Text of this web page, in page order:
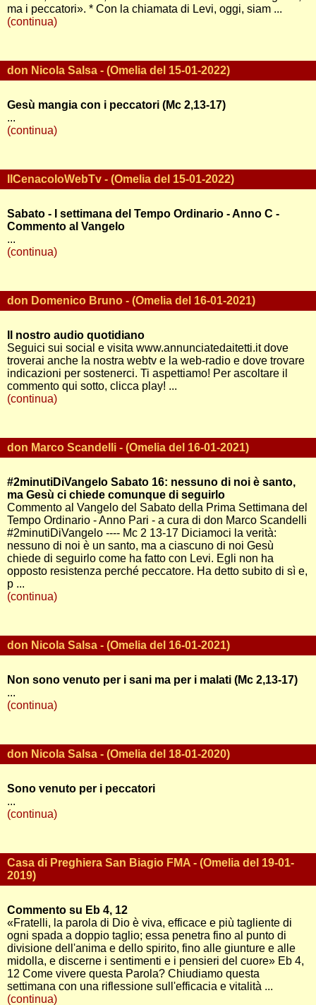
ma i peccatori». * Con la chiamata di Levi, oggi, siam ...
(continua)
don Nicola Salsa - (Omelia del 15-01-2022)
Gesù mangia con i peccatori (Mc 2,13-17)
...
(continua)
IlCenacoloWebTv - (Omelia del 15-01-2022)
Sabato - I settimana del Tempo Ordinario - Anno C -
Commento al Vangelo
...
(continua)
don Domenico Bruno - (Omelia del 16-01-2021)
Il nostro audio quotidiano
Seguici sui social e visita www.annunciatedaitetti.it dove
troverai anche la nostra webtv e la web-radio e dove trovare
indicazioni per sostenerci. Ti aspettiamo! Per ascoltare il
commento qui sotto, clicca play! ...
(continua)
don Marco Scandelli - (Omelia del 16-01-2021)
#2minutiDiVangelo Sabato 16: nessuno di noi è santo,
ma Gesù ci chiede comunque di seguirlo
Commento al Vangelo del Sabato della Prima Settimana del
Tempo Ordinario - Anno Pari - a cura di don Marco Scandelli
#2minutiDiVangelo ---- Mc 2 13-17 Diciamoci la verità:
nessuno di noi è un santo, ma a ciascuno di noi Gesù
chiede di seguirlo come ha fatto con Levi. Egli non ha
opposto resistenza perché peccatore. Ha detto subito di sì e,
p ...
(continua)
don Nicola Salsa - (Omelia del 16-01-2021)
Non sono venuto per i sani ma per i malati (Mc 2,13-17)
...
(continua)
don Nicola Salsa - (Omelia del 18-01-2020)
Sono venuto per i peccatori
...
(continua)
Casa di Preghiera San Biagio FMA - (Omelia del 19-01-
2019)
Commento su Eb 4, 12
«Fratelli, la parola di Dio è viva, efficace e più tagliente di
ogni spada a doppio taglio; essa penetra fino al punto di
divisione dell'anima e dello spirito, fino alle giunture e alle
midolla, e discerne i sentimenti e i pensieri del cuore» Eb 4,
12 Come vivere questa Parola? Chiudiamo questa
settimana con una riflessione sull'efficacia e vitalità ...
(continua)